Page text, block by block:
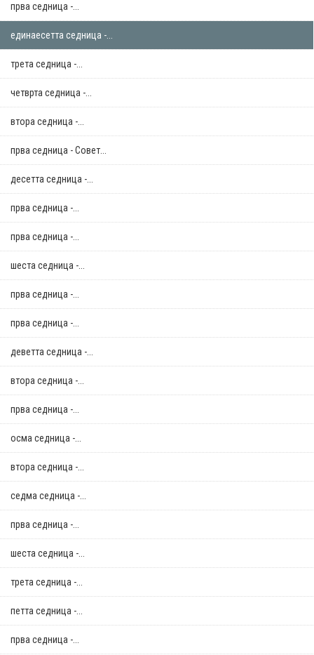
прва седница -...
единаесетта седница -...
трета седница -...
четврта седница -...
втора седница -...
прва седница - Совет...
десетта седница -...
прва седница -...
прва седница -...
шеста седница -...
прва седница -...
прва седница -...
деветта седница -...
втора седница -...
прва седница -...
осма седница -...
втора седница -...
седма седница -...
прва седница -...
шеста седница -...
трета седница -...
петта седница -...
прва седница -...